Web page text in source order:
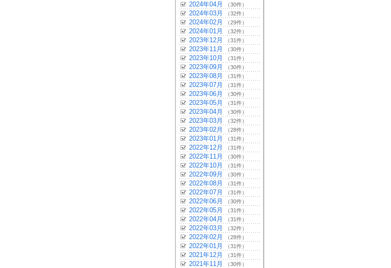
2024年04月 （30件）
2024年03月 （32件）
2024年02月 （29件）
2024年01月 （32件）
2023年12月 （31件）
2023年11月 （30件）
2023年10月 （31件）
2023年09月 （30件）
2023年08月 （31件）
2023年07月 （31件）
2023年06月 （30件）
2023年05月 （31件）
2023年04月 （30件）
2023年03月 （32件）
2023年02月 （28件）
2023年01月 （31件）
2022年12月 （31件）
2022年11月 （30件）
2022年10月 （31件）
2022年09月 （30件）
2022年08月 （31件）
2022年07月 （31件）
2022年06月 （30件）
2022年05月 （31件）
2022年04月 （31件）
2022年03月 （32件）
2022年02月 （28件）
2022年01月 （31件）
2021年12月 （31件）
2021年11月 （30件）